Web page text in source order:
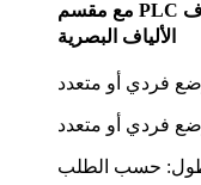
اسم المنتج: صندوق الرف PLC مع مقسم
الألياف البصرية
فردي أو متعدد
فردي أو متعدد
حسب الطلب